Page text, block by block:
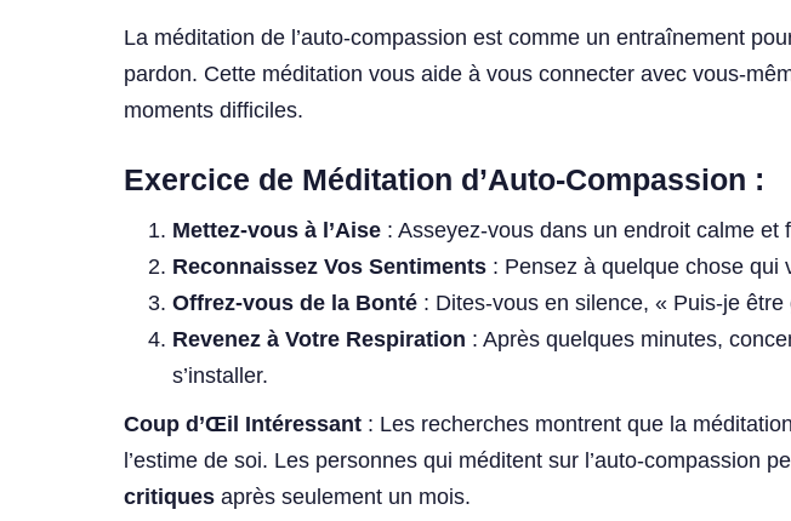
La méditation de l’auto-compassion est comme un entraînement
pardon. Cette méditation vous aide à vous connecter avec vous-
moments difficiles.
Exercice de Méditation d’Auto-Compassion :
Mettez-vous à l’Aise : Asseyez-vous dans un endroit calme
Reconnaissez Vos Sentiments : Pensez à quelque chose qui
Offrez-vous de la Bonté : Dites-vous en silence, « Puis-je
Revenez à Votre Respiration : Après quelques minutes,
s’installer.
Coup d’Œil Intéressant : Les recherches montrent que la
l’estime de soi. Les personnes qui méditent sur l’auto-compassion
critiques après seulement un mois.